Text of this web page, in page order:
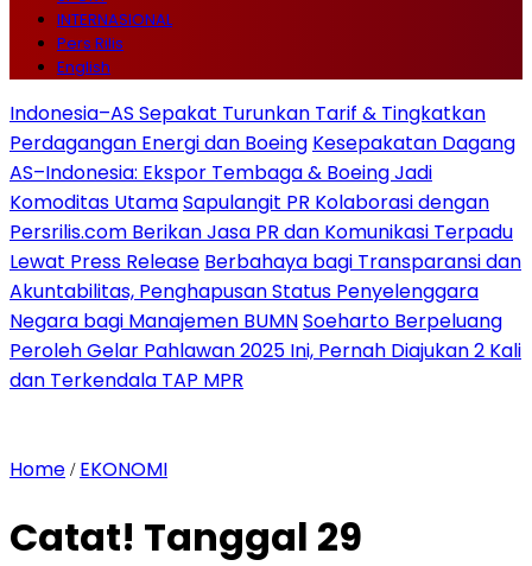
INTERNASIONAL
Pers Rilis
English
Indonesia–AS Sepakat Turunkan Tarif & Tingkatkan
Perdagangan Energi dan Boeing Kesepakatan Dagang
AS–Indonesia: Ekspor Tembaga & Boeing Jadi
Komoditas UtamaSapulangit PR Kolaborasi dengan
Persrilis.com Berikan Jasa PR dan Komunikasi Terpadu
Lewat Press Release Berbahaya bagi Transparansi dan
Akuntabilitas, Penghapusan Status Penyelenggara
Negara bagi Manajemen BUMNSoeharto Berpeluang
Peroleh Gelar Pahlawan 2025 Ini, Pernah Diajukan 2 Kali
dan Terkendala TAP MPR
Home / EKONOMI
Catat! Tanggal 29